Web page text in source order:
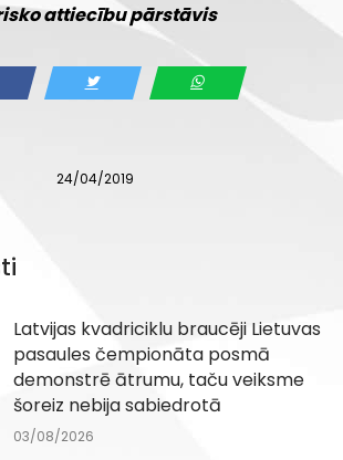
attiecību pārstāvis
24/04/2019
Latvijas kvadriciklu braucēji Lietuvas
pasaules čempionāta posmā
demonstrē ātrumu, taču veiksme
šoreiz nebija sabiedrotā
03/08/2026